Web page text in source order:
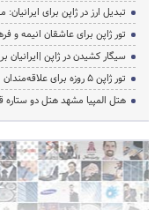
تبدیل ارز در ژاپن برای
تور ژاپن برای عاشقان انیمه و
سیگار کشیدن در ژاپن |ایرانیان
تور ژاپن ۵ روزه برای علاقه‌مندان به فناوری و رباتیک
هتل المپیا مشهد هتل دو